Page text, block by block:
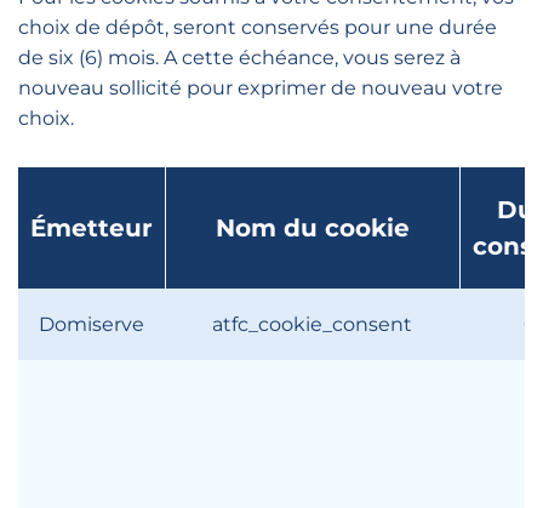
choix de dépôt, seront conservés pour une durée
de six (6) mois. A cette échéance, vous serez à
nouveau sollicité pour exprimer de nouveau votre
choix.
Émetteur Nom du cookie
Domiserve atfc_cookie_consent 6